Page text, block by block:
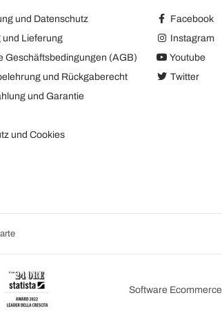
und Datenschutz
und Lieferung
Geschäftsbedingungen (AGB)
und Rückgaberecht
und Garantie
und Cookies
Facebook
Instagram
Youtube
Twitter
Software Ecommerce